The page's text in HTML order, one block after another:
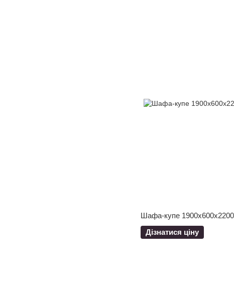
Шафа-купе
Дізнатися ціну